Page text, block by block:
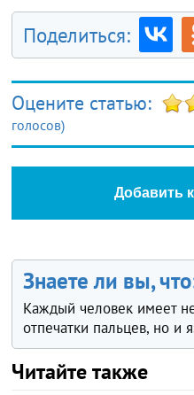
Поделиться:
Оцените статью:
голосов)
Добавить
Знаете ли вы,
Каждый человек имеет
отпечатки пальцев, но и
Читайте также